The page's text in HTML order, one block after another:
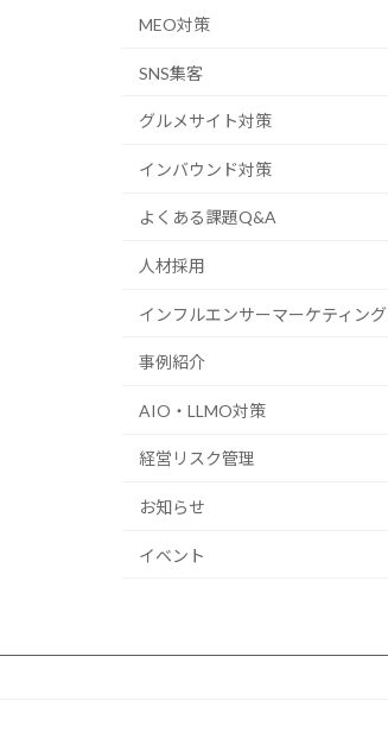
MEO対策
SNS集客
グルメサイト対策
インバウンド対策
よくある課題Q&A
人材採用
インフルエンサーマーケティング
事例紹介
AIO・LLMO対策
経営リスク管理
お知らせ
イベント